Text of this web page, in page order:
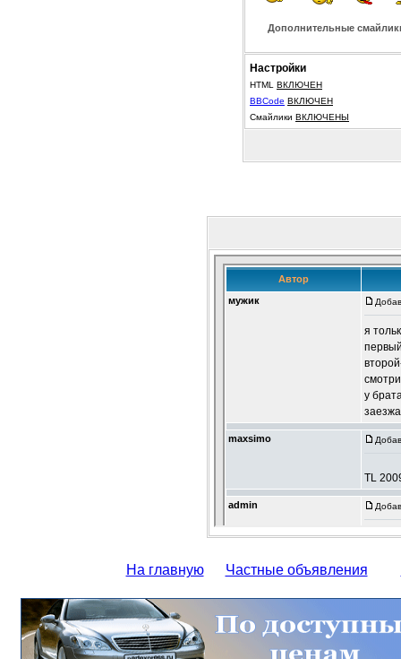
Дополнительные
Настройки
HTML ВКЛЮЧЕН
BBCode ВКЛЮЧЕН
Смайлики ВКЛЮЧЕНЫ
На главную Частные объявления